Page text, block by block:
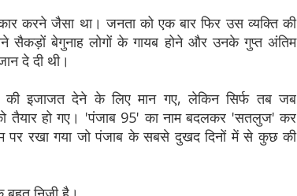
करने जैसा था। जनता को एक बार फिर उस व्यक्ति की
सैकड़ों बेगुनाह लोगों के गायब होने और उनके गुप्त अंतिम
दे दी थी।
की इजाजत देने के लिए मान गए, लेकिन सिर्फ तब जब
तैयार हो गए। 'पंजाब 95' का नाम बदलकर 'सतलुज' कर
पर रखा गया जो पंजाब के सबसे दुखद दिनों में से कुछ की